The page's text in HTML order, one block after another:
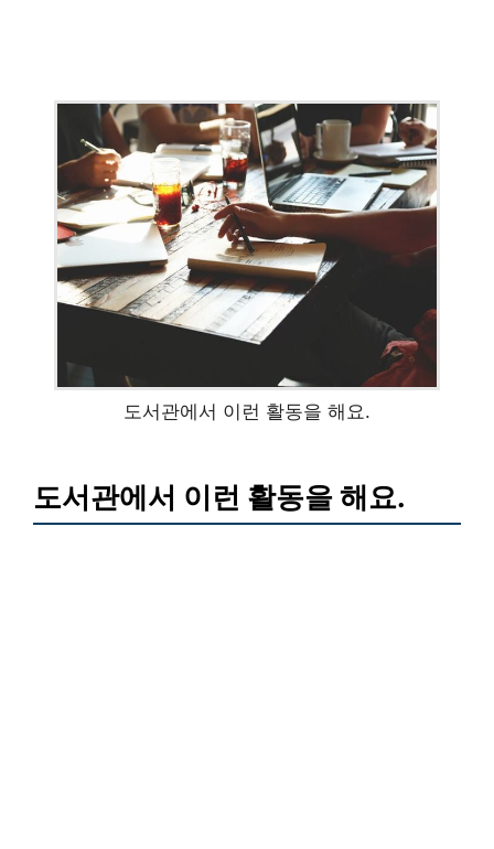
도서관에서 이런 활동을 해요.
도서관에서 이런 활동을 해요.